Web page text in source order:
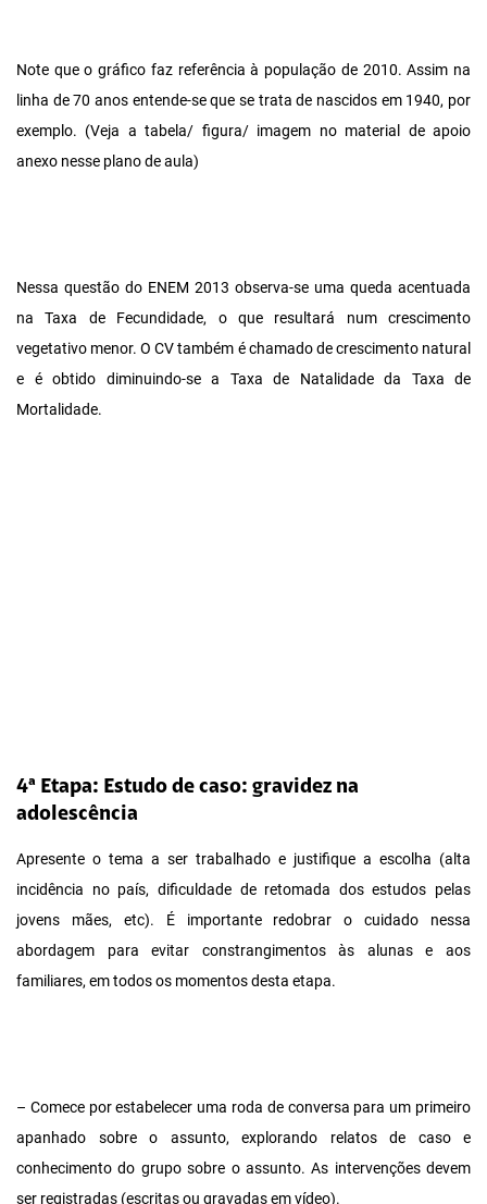
Note que o gráfico faz referência à população de 2010. Assim na
linha de 70 anos entende-se que se trata de nascidos em 1940, por
exemplo. (Veja a tabela/ figura/ imagem no material de apoio
anexo nesse plano de aula)
Nessa questão do ENEM 2013 observa-se uma queda acentuada
na Taxa de Fecundidade, o que resultará num crescimento
vegetativo menor. O CV também é chamado de crescimento natural
e é obtido diminuindo-se a Taxa de Natalidade da Taxa de
Mortalidade.
4ª Etapa: Estudo de caso: gravidez na
adolescência
Apresente o tema a ser trabalhado e justifique a escolha (alta
incidência no país, dificuldade de retomada dos estudos pelas
jovens mães, etc). É importante redobrar o cuidado nessa
abordagem para evitar constrangimentos às alunas e aos
familiares, em todos os momentos desta etapa.
– Comece por estabelecer uma roda de conversa para um primeiro
apanhado sobre o assunto, explorando relatos de caso e
conhecimento do grupo sobre o assunto. As intervenções devem
ser registradas (escritas ou gravadas em vídeo).